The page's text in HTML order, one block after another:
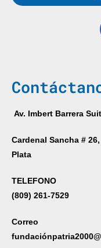
Av. Imbert Barrera
Cardenal Sancha #
Plata
TELEFONO
(809) 261-7529
Correo